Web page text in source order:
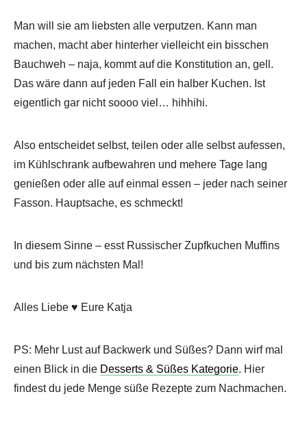
Man will sie am liebsten alle verputzen. Kann man
machen, macht aber hinterher vielleicht ein bisschen
Bauchweh – naja, kommt auf die Konstitution an, gell.
Das wäre dann auf jeden Fall ein halber Kuchen. Ist
eigentlich gar nicht soooo viel… hihhihi.
Also entscheidet selbst, teilen oder alle selbst aufessen,
im Kühlschrank aufbewahren und mehere Tage lang
genießen oder alle auf einmal essen – jeder nach seiner
Fasson. Hauptsache, es schmeckt!
In diesem Sinne – esst Russischer Zupfkuchen Muffins
und bis zum nächsten Mal!
Alles Liebe ♥ Eure Katja
PS: Mehr Lust auf Backwerk und Süßes? Dann wirf mal
einen Blick in die Desserts & Süßes Kategorie. Hier
findest du jede Menge süße Rezepte zum Nachmachen.